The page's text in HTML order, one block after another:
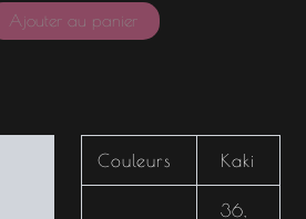
Ajouter au panier
Couleurs Kaki
36